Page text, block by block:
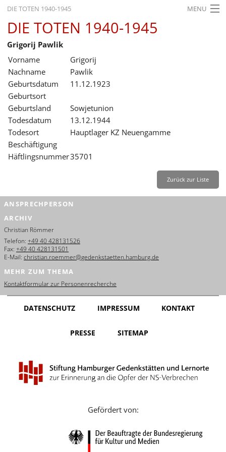
DIE TOTEN 1940-1945 MENU
STARTSEITE
AKTUELLES
AUSSTELLUNGEN
GESCHICHTE
BILDUNG
FORSCHUNG
SERVICE
Français
Dansk
Español
Nederlands
Português
Русский
Leichte Sprache
DIE TOTEN 1940-1945
Grigorij Pawlik
Vorname
Grigorij
Nachname
Pawlik
Geburtsdatum
11.12.1923
Geburtsort
Geburtsland
Sowjetunion
Todesdatum
13.12.1944
Todesort
Hauptlager KZ Neuengamme
Beschäftigung
Häftlingsnummer35701
Zurück zur Liste
ANSPRECHPERSON
ARCHIV
Christian Römmer
Telefon: +49 40 428131526
Fax: +49 40 428131501
E-Mail: christian.roemmer@gedenkstaetten.hamburg.de
MEHR ZUM THEMA
Kontaktformular zur Personenrecherche
DATENSCHUTZ IMPRESSUM KONTAKT
PRESSE SITEMAP
Gefördert von: